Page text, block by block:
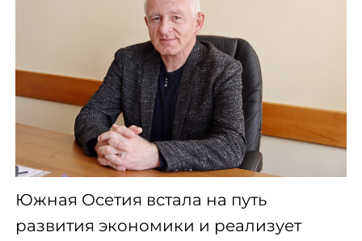
Южная Осетия встала на путь
развития экономики и реализует